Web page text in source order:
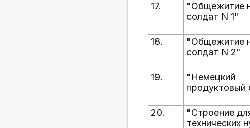
17.
"Общежитие
солдат N 1"
18.
"Общежитие
солдат N 2"
19.
"Немецкий
продуктовый
20.
"Строение
технических